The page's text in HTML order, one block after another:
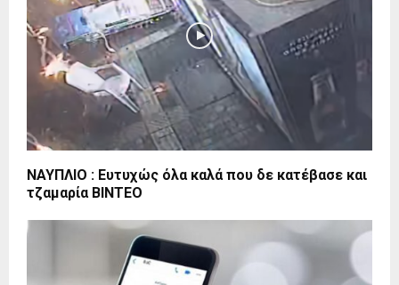
ΝΑΥΠΛΙΟ : Ευτυχώς όλα καλά που δε κατέβασε και
τζαμαρία ΒΙΝΤΕΟ